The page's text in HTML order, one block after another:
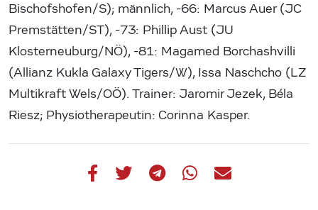
Bischofshofen/S); männlich, -66: Marcus Auer (JC
Premstätten/ST), -73: Phillip Aust (JU
Klosterneuburg/NÖ), -81: Magamed Borchashvilli
(Allianz Kukla Galaxy Tigers/W), Issa Naschcho (LZ
Multikraft Wels/OÖ). Trainer: Jaromir Jezek, Béla
Riesz; Physiotherapeutin: Corinna Kasper.